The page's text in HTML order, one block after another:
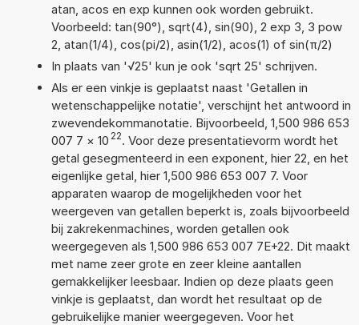
atan, acos en exp kunnen ook worden gebruikt.
Voorbeeld: tan(90°), sqrt(4), sin(90), 2 exp 3, 3 pow
2, atan(1/4), cos(pi/2), asin(1/2), acos(1) of sin(π/2)
In plaats van '√25' kun je ook 'sqrt 25' schrijven.
Als er een vinkje is geplaatst naast 'Getallen in
wetenschappelijke notatie', verschijnt het antwoord in
zwevendekommanotatie. Bijvoorbeeld, 1,500 986 653
007 7 × 10 22. Voor deze presentatievorm wordt het
getal gesegmenteerd in een exponent, hier 22, en het
eigenlijke getal, hier 1,500 986 653 007 7. Voor
apparaten waarop de mogelijkheden voor het
weergeven van getallen beperkt is, zoals bijvoorbeeld
bij zakrekenmachines, worden getallen ook
weergegeven als 1,500 986 653 007 7E+22. Dit maakt
met name zeer grote en zeer kleine aantallen
gemakkelijker leesbaar. Indien op deze plaats geen
vinkje is geplaatst, dan wordt het resultaat op de
gebruikelijke manier weergegeven. Voor het